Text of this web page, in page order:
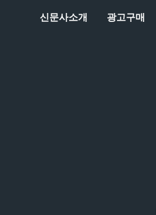
신문사소개 광고구매